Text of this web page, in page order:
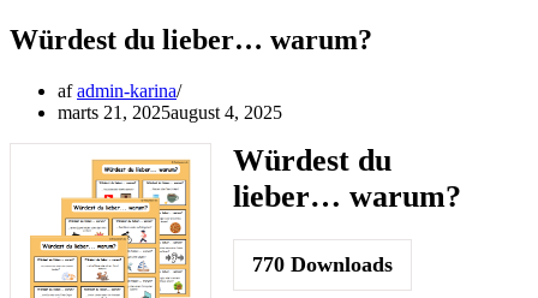
Würdest du lieber… warum?
afadmin-karina
marts 21, 2025august 4, 2025
Würdest du
lieber… warum?
770Downloads